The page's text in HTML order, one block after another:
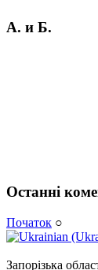
А. и Б.
Останні
Початок ○
Запорізька